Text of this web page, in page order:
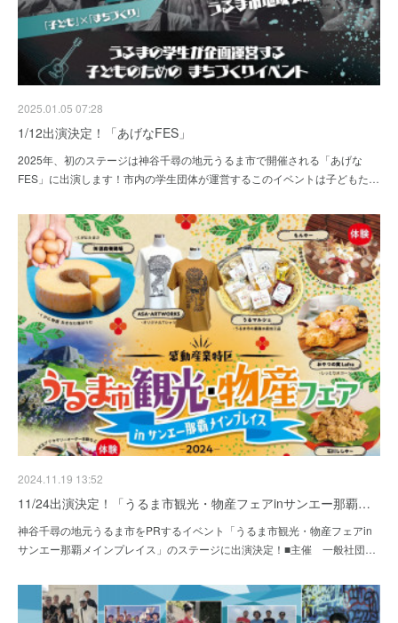
2025.01.05 07:28
1/12出演決定！「あげなFES」
2025年、初のステージは神谷千尋の地元うるま市で開催される「あげな
FES」に出演します！市内の学生団体が運営するこのイベントは子どもた…
2024.11.19 13:52
11/24出演決定！「うるま市観光・物産フェアinサンエー那覇…
神谷千尋の地元うるま市をPRするイベント「うるま市観光・物産フェアin
サンエー那覇メインプレイス」のステージに出演決定！■主催 一般社団…